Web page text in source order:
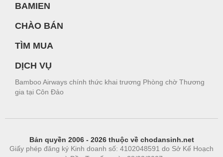
BAMIEN
CHÀO BÁN
TÌM MUA
DỊCH VỤ
Bamboo Airways chính thức khai trương Phòng chờ Thương
gia tại Côn Đảo
Bản quyền 2006 - 2026 thuộc về chodansinh.net
Giấy phép đăng ký Kinh doanh số: 4102048591 do Sở Kế Hoạch